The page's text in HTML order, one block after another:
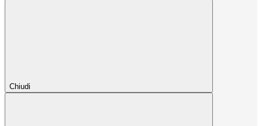
Chiudi